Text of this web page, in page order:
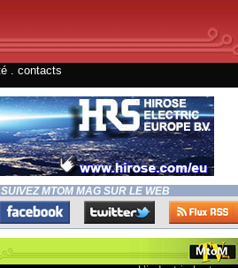
contacts
SUIVEZ MTOM MAG SUR LE WEB